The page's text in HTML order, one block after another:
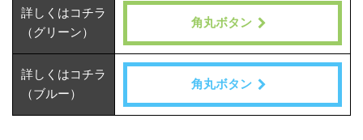
詳しくはコチラ
（グリーン）
角丸ボタン
詳しくはコチラ
（ブルー）
角丸ボタン